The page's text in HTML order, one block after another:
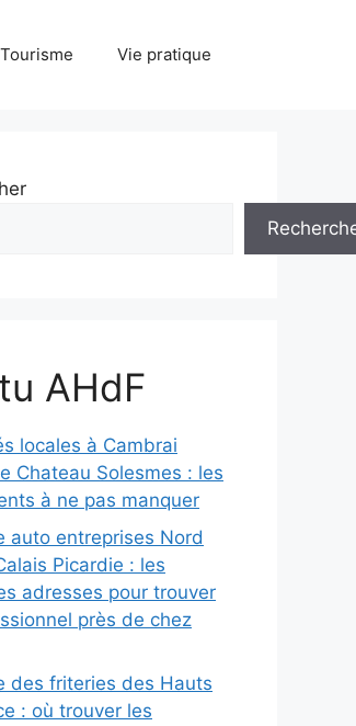
Tourisme Vie pratique
AHdF
locales à Cambrai
Chateau Solesmes : les
à ne pas manquer
auto entreprises Nord
Picardie : les
adresses pour trouver
près de chez
des friteries des Hauts
: où trouver les